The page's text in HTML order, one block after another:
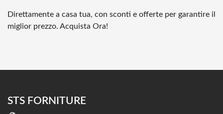
Direttamente a casa tua, con sconti e offerte per garantire il
miglior prezzo. Acquista Ora!
STS FORNITURE